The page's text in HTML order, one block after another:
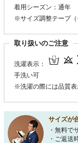
着用シーズン：通年
※サイズ調整テープ（
取り扱いのご注意
洗濯表示：
手洗い可
※洗濯の際には品質表
サイズが
・無料で
・ご返送